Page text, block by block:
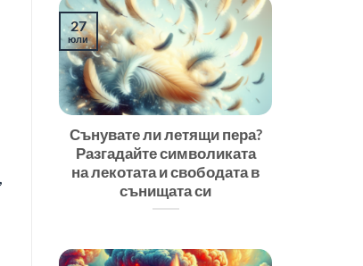
Сънувате ли летящи пера?
Разгадайте символиката
на лекотата и свободата в
сънищата си
27
юли